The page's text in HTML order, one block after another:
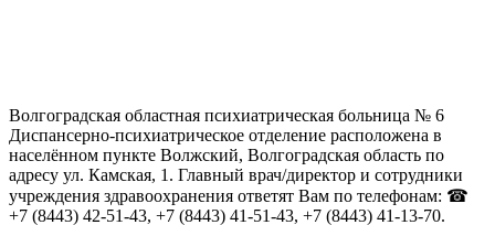
Волгоградская областная психиатрическая больница № 6
Диспансерно-психиатрическое отделение расположена в
населённом пункте Волжский, Волгоградская область по
адресу ул. Камская, 1. Главный врач/директор и сотрудники
учреждения здравоохранения ответят Вам по телефонам: ☎
+7 (8443) 42-51-43, +7 (8443) 41-51-43, +7 (8443) 41-13-70.